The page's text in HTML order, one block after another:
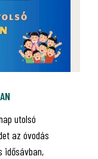
utolsó
az óvodás
idősávban,